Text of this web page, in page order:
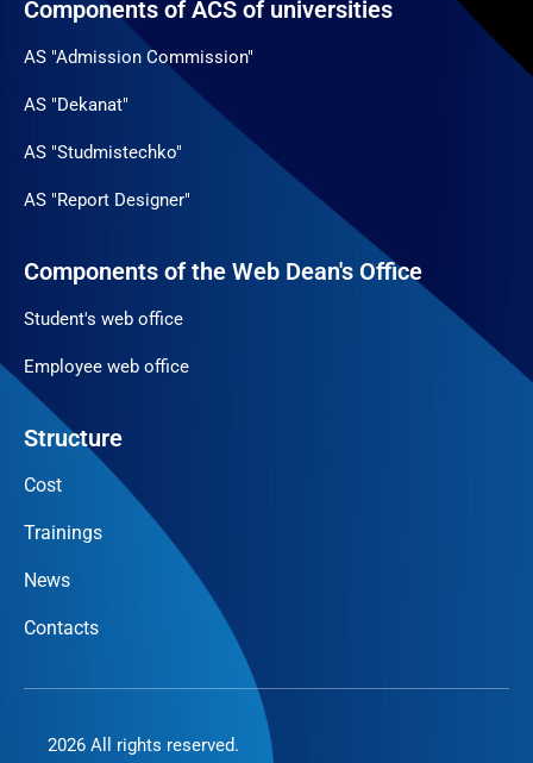
Components of ACS of universities
AS "Admission Commission"
AS "Dekanat"
AS "Studmistechko"
AS "Report Designer"
Components of the Web Dean's Office
Student's web office
Employee web office
Structure
Cost
Trainings
News
Contacts
2026 All rights reserved.